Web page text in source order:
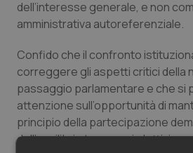
Salute orale & impianti
Sangue & coagulazione
Tiroide
Tumore al seno
dell’interesse generale, e non
amministrativa autoreferenziale.
Confido che il confronto
correggere gli aspetti critici della
passaggio parlamentare e che
attenzione sull’opportunità di
principio della partecipazione
dell’equilibrio tra organi elettivi e